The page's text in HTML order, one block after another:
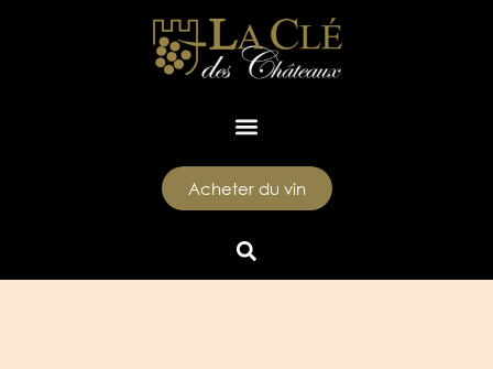
Acheter du vin